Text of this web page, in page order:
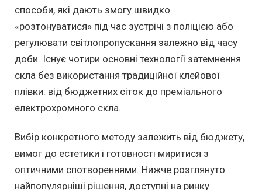
способи, які дають змогу швидко
«розтонуватися» під час зустрічі з поліцією або
регулювати світлопропускання залежно від часу
доби. Існує чотири основні технології затемнення
скла без використання традиційної клейової
плівки: від бюджетних сіток до преміального
електрохромного скла.
Вибір конкретного методу залежить від бюджету,
вимог до естетики і готовності миритися з
оптичними спотвореннями. Нижче розглянуто
найпопулярніші рішення, доступні на ринку